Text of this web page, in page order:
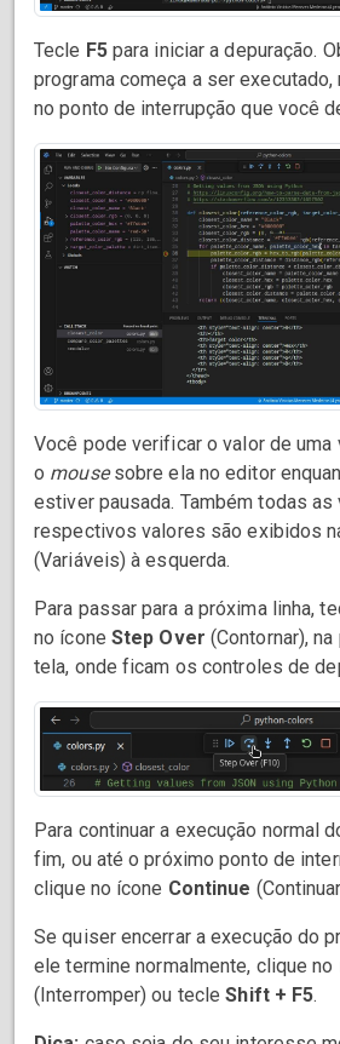
Tecle F5para iniciar a depuração.
programa começa a ser
no ponto de interrupção que você
Você pode verificar o valor de uma
o mousesobre ela no editor
estiver pausada. Também todas
respectivos valores são exibidos
(Variáveis) à esquerda.
Para passar para a próxima linha,
no ícone Step Over (Contornar),
tela, onde ficam os controles de
Para continuar a execução normal
fim, ou até o próximo ponto de
clique no ícone Continue
Se quiser encerrar a execução do
ele termine normalmente, clique
(Interromper) ou tecleShift + F5.